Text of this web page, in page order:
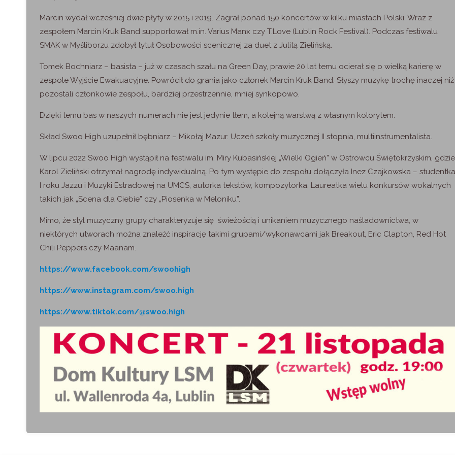
Marcin wydał wcześniej dwie płyty w 2015 i 2019. Zagrał ponad 150 koncertów w kilku miastach Polski. Wraz z
zespołem Marcin Kruk Band supportował m.in. Varius Manx czy T.Love (Lublin Rock Festival). Podczas festiwalu
SMAK w Myśliborzu zdobył tytuł Osobowości scenicznej za duet z Julitą Zielińską.
Tomek Bochniarz – basista – już w czasach szału na Green Day, prawie 20 lat temu ocierał się o wielką karierę w
zespole Wyjście Ewakuacyjne. Powrócił do grania jako członek Marcin Kruk Band. Słyszy muzykę trochę inaczej niż
pozostali członkowie zespołu, bardziej przestrzennie, mniej synkopowo.
Dzięki temu bas w naszych numerach nie jest jedynie tłem, a kolejną warstwą z własnym kolorytem.
Skład Swoo High uzupełnił bębniarz – Mikołaj Mazur. Uczeń szkoły muzycznej II stopnia, multiinstrumentalista.
W lipcu 2022 Swoo High wystąpił na festiwalu im. Miry Kubasińskiej „Wielki Ogień” w Ostrowcu Świętokrzyskim, gdzie
Karol Zieliński otrzymał nagrodę indywidualną. Po tym występie do zespołu dołączyła Inez Czajkowska – studentka
I roku Jazzu i Muzyki Estradowej na UMCS, autorka tekstów, kompozytorka. Laureatka wielu konkursów wokalnych
takich jak „Scena dla Ciebie” czy „Piosenka w Meloniku”.
Mimo, że styl muzyczny grupy charakteryzuje się świeżością i unikaniem muzycznego naśladownictwa, w
niektórych utworach można znaleźć inspirację takimi grupami/wykonawcami jak Breakout, Eric Clapton, Red Hot
Chili Peppers czy Maanam.
https://www.facebook.com/swoohigh
https://www.instagram.com/swoo.high
https://www.tiktok.com/@swoo.high